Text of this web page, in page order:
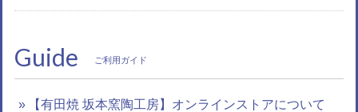
Guide ご利用ガイド
【有田焼 坂本窯陶工房】オンラインストアについて